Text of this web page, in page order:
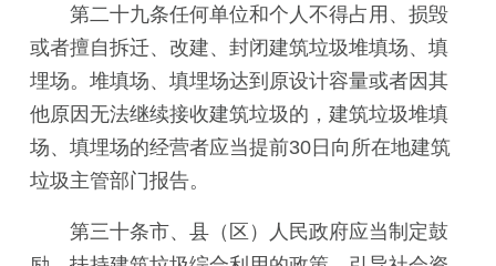
第二十九条任何单位和个人不得占用、损毁
或者擅自拆迁、改建、封闭建筑垃圾堆填场、填
埋场。堆填场、填埋场达到原设计容量或者因其
他原因无法继续接收建筑垃圾的，建筑垃圾堆填
场、填埋场的经营者应当提前30日向所在地建筑
垃圾主管部门报告。
第三十条市、县（区）人民政府应当制定鼓